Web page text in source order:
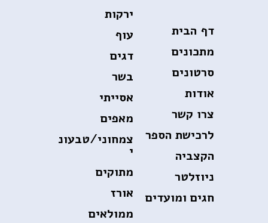
דף הבית
מתכונים
סרטונים
אודות
צרו קשר
לרכישת הספר
הקצביה
ניוזלטר
חגים ומועדים
ירקות
עוף
דגים
בשר
אסייתי
מאפים
צמחוני/טבעונ
י
מתוקים
אורז
ממולאים